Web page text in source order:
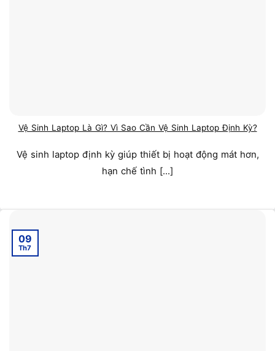
Vệ Sinh Laptop Là Gì? Vì Sao Cần Vệ Sinh Laptop Định Kỳ?
Vệ sinh laptop định kỳ giúp thiết bị hoạt động mát hơn,
hạn chế tình [...]
09
Th7